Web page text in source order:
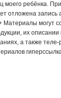
моего ребёнка.
отложена
Материалы могут
их
а также